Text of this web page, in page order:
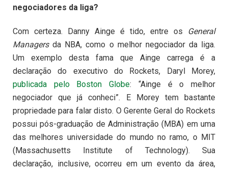
negociadores da liga?
Com certeza. Danny Ainge é tido, entre os
General
Managersda NBA, como o melhor negociador da liga.
Um exemplo desta fama que Ainge carrega é a
declaração do executivo do Rockets, Daryl Morey,
publicada pelo Boston Globe: “Ainge é o melhor
negociador que já conheci”. E Morey tem bastante
propriedade para falar disto. O Gerente Geral do Rockets
possui pós-graduação de Administração (MBA) em uma
das melhores universidade do mundo no ramo, o MIT
(Massachusetts Institute of Technology). Sua
declaração, inclusive, ocorreu em um evento da área,